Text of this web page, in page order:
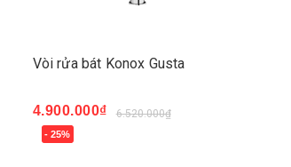
Vòi rửa bát Konox Gusta
4.900.000₫ 6.520.000₫
- 25%
Mua ngay